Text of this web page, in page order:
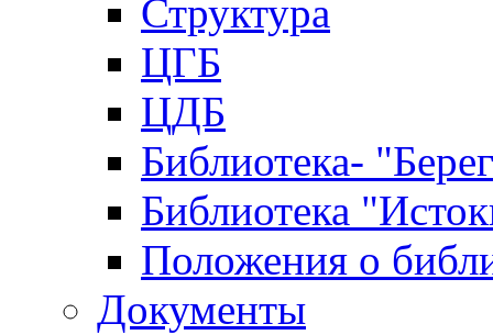
Структура
ЦГБ
ЦДБ
Библиотека-
Библиотека
Положения о
Документы